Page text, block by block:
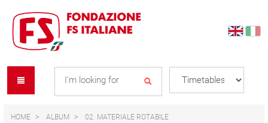
content
navigation
menu
HOME ALBUM
02. MATERIALE ROTABILE